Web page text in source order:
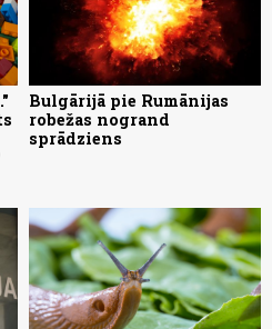
Bulgārijā pie Rumānijas
robežas nogrand
sprādziens